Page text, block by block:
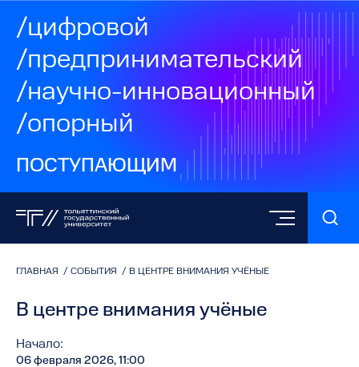
/цифровой
/предпринимательский
/научно-инновационный
/опорный
ПОСТУПАЮЩИМ
ГЛАВНАЯ / СОБЫТИЯ / В ЦЕНТРЕ ВНИМАНИЯ УЧЁНЫЕ
В центре внимания учёные
Начало:
06 февраля 2026, 11:00